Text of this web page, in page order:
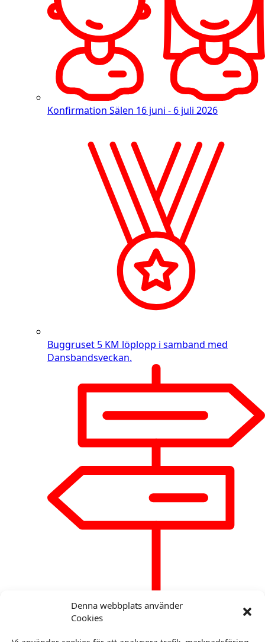
Denna webbplats använder
Cookies
Konfirmation Sälen 16 juni - 6 juli 2026
Buggruset 5 KM löplopp i samband med
Dansbandsveckan.
Naturpasset